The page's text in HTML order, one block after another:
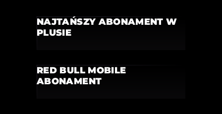
NAJTAŃSZY ABONAMENT W
PLUSIE
RED BULL MOBILE
ABONAMENT